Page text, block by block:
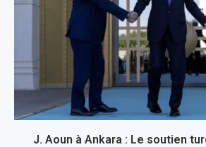
J. Aoun à Ankara : Le soutien